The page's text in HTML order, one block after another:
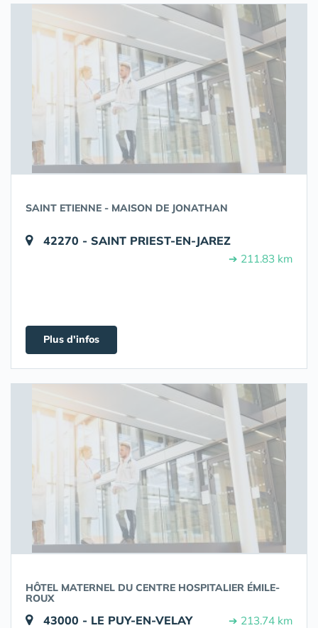
SAINT ETIENNE - MAISON DE JONATHAN
42270 - SAINT PRIEST-EN-JAREZ
➔ 211.83 km
Plus d'infos
HÔTEL MATERNEL DU CENTRE HOSPITALIER ÉMILE-
ROUX
43000 - LE PUY-EN-VELAY ➔ 213.74 km